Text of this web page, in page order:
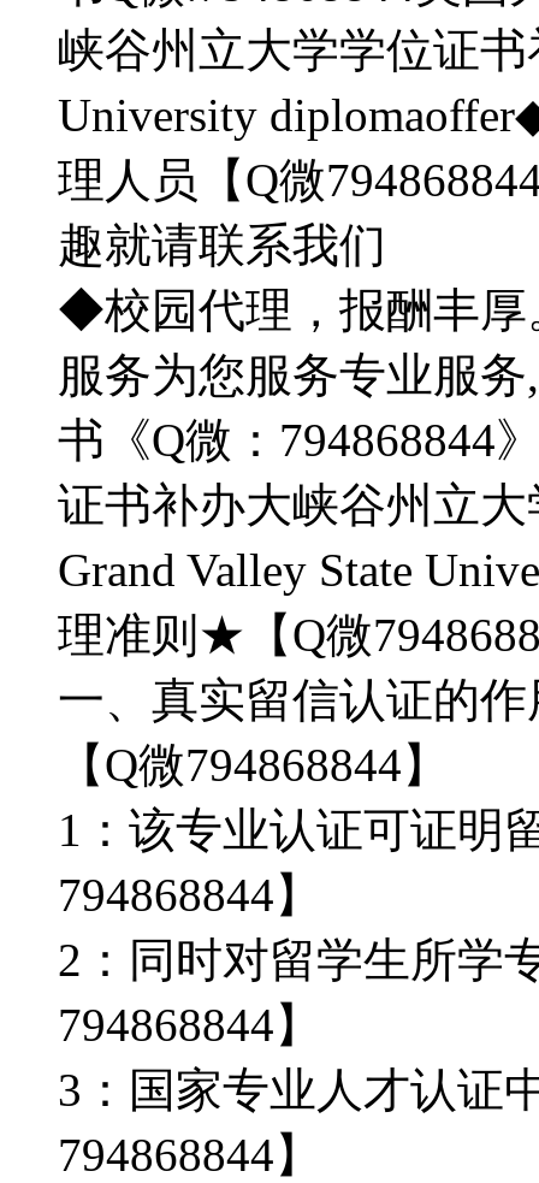
峡谷州立大学学位证书
University
理人员【Q微
趣就请联系我们
◆校园代理，报酬丰厚
服务为您服务专业服
书《Q微：794868844
证书补办大峡谷州立
Grand Valley State
理准则★【Q微
一、真实留信认证的
【Q微794868844】
1：该专业认证可证明
794868844】
2：同时对留学生所学
794868844】
3：国家专业人才认证
794868844】